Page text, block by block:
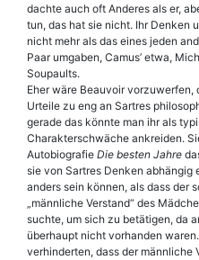
dachte auch oft Anderes als er,
tun, das hat sie nicht. Ihr Denken
nicht mehr als das eines jeden
Paar umgaben, Camus’ etwa,
Soupaults.
Eher wäre Beauvoir vorzuwerfen,
Urteile zu eng an Sartres
gerade das könnte man ihr als
Charakterschwäche ankreiden.
Autobiografie Die besten Jahre
sie von Sartres Denken abhängig
anders sein können, als dass der
„männliche Verstand“ des
suchte, um sich zu betätigen, da
überhaupt nicht vorhanden
verhinderten, dass der männliche